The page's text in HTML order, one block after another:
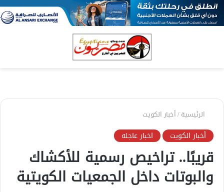
الرئيسية/أخبار الكويت
أخبار الكويت اخبار عاجله
قريبًا.. تراخيص رسمية للأكشاك
والبوتات داخل الجمعيات الكويتية